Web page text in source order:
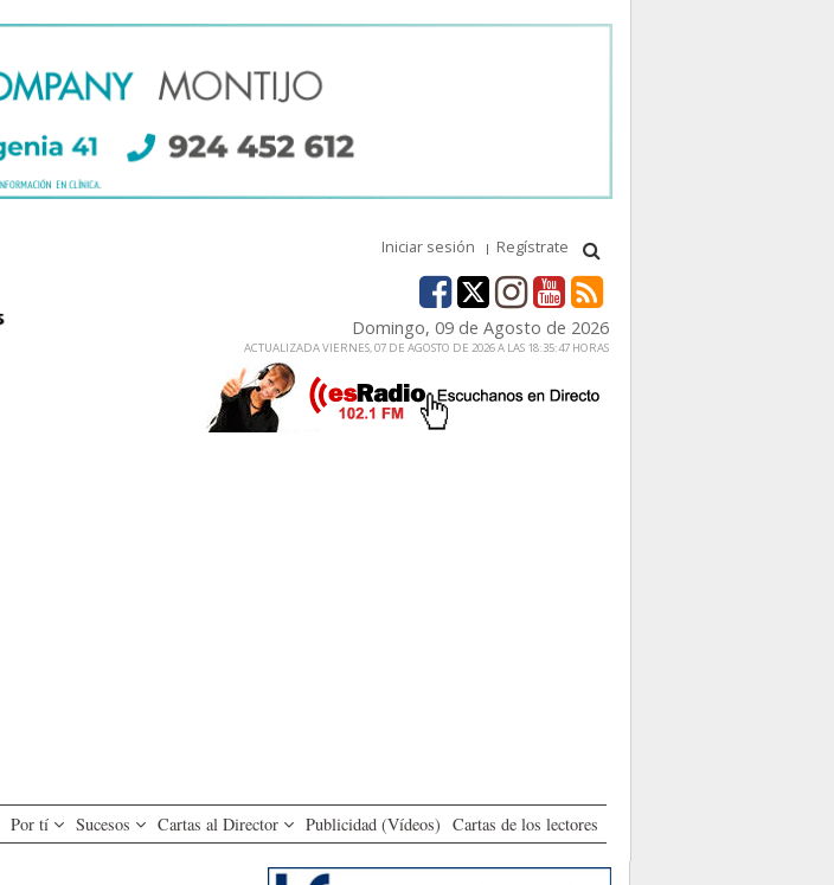
Iniciar sesión Regístrate
Domingo, 09 de Agosto de 2026
ACTUALIZADA VIERNES, 07 DE AGOSTO DE 2026 A LAS 18:35:47 HORAS
Por tí Sucesos Cartas al Director Publicidad (Vídeos) Cartas de los lectores